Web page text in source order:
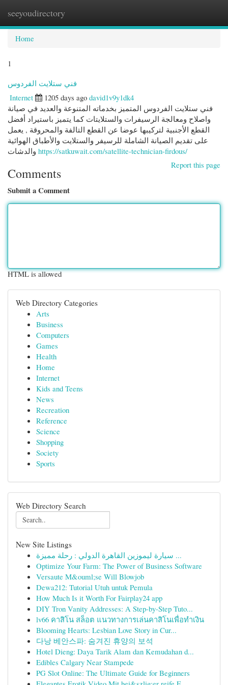
seeyoudirectory
Home
1
فني ستلايت الفردوس
Internet
1205 days ago david1v9y1dk4
فني ستلايت الفردوس المتميز بخدماته المتنوعة والعديد في صيانة
واصلاح ومعالجة الرسيفرات والستلايتات كما يتميز باستيراد أفضل
القطع الأجنبية لتركيبها عوضا عن القطع التالفة والمحروقة , يعمل
على تقديم الصيانة الشاملة للرسيفر والستلايت والأطباق الهوائية
https://satkuwait.com/satellite-technician-firdous/
Report this page
Comments
Submit a Comment
HTML is allowed
Web Directory Categories
Arts
Business
Computers
Games
Health
Home
Internet
Kids and Teens
News
Recreation
Reference
Science
Shopping
Society
Sports
Web Directory Search
New Site Listings
سيارة ليموزين القاهرة الدولي : رحلة مميزة ...
Optimize Your Farm: The Power of Business Software
Versaute M&ouml;se Will Blowjob
Dewa212: Tutorial Utuh untuk Pemula
How Much Is it Worth For Fairplay24 app
DIY Tron Vanity Addresses: A Step-by-Step Tuto...
lv66 คาสิโน สล็อต แนวทางการเล่นคาสิโนเพื่อทำเงิน
Blooming Hearts: Lesbian Love Story in Cur...
다낭 베안스파: 숨겨진 휴양의 보석
Hotel Dieng: Daya Tarik Alam dan Kemudahan d...
Edibles Calgary Near Stampede
PG Slot Online: The Ultimate Guide for Beginners